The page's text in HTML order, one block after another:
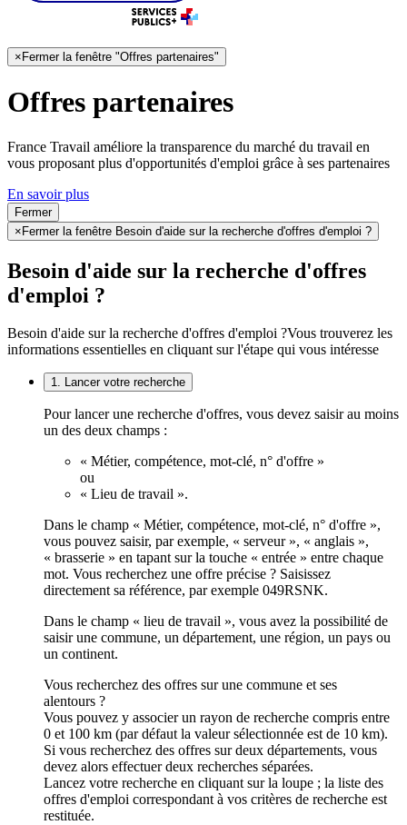
× Fermer la fenêtre "Offres partenaires"
Offres partenaires
France Travail améliore la transparence du marché du travail en
vous proposant plus d'opportunités d'emploi grâce à ses partenaires
En savoir plus
Fermer
×Fermer la fenêtre Besoin d'aide sur la recherche d'offres d'emploi ?
Besoin d'aide sur la recherche d'offres
d'emploi ?
Besoin d'aide sur la recherche d'offres d'emploi ?Vous trouverez les
informations essentielles en cliquant sur l'étape qui vous intéresse
1. Lancer votre recherche
Pour lancer une recherche d'offres, vous devez saisir au moins
un des deux champs :
« Métier, compétence, mot-clé, n° d'offre »
ou
« Lieu de travail ».
Dans le champ « Métier, compétence, mot-clé, n° d'offre »,
vous pouvez saisir, par exemple, « serveur », « anglais »,
« brasserie » en tapant sur la touche « entrée » entre chaque
mot. Vous recherchez une offre précise ? Saisissez
directement sa référence, par exemple 049RSNK.
Dans le champ « lieu de travail », vous avez la possibilité de
saisir une commune, un département, une région, un pays ou
un continent.
Vous recherchez des offres sur une commune et ses
alentours ?
Vous pouvez y associer un rayon de recherche compris entre
0 et 100 km (par défaut la valeur sélectionnée est de 10 km).
Si vous recherchez des offres sur deux départements, vous
devez alors effectuer deux recherches séparées.
Lancez votre recherche en cliquant sur la loupe ; la liste des
offres d'emploi correspondant à vos critères de recherche est
restituée.